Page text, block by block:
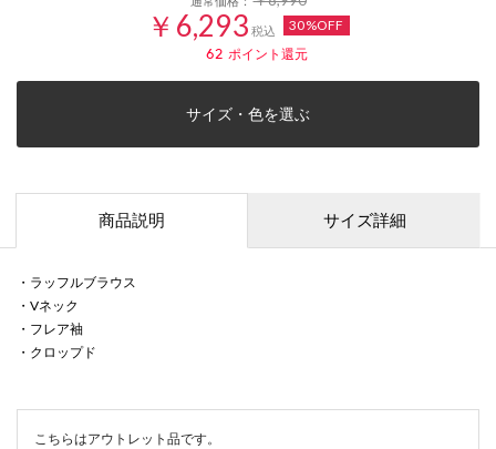
￥6,293 税込 30%OFF
62 ポイント還元
サイズ・色を選ぶ
商品説明 サイズ詳細
・ラッフルブラウス
・Vネック
・フレア袖
・クロップド
こちらはアウトレット品です。